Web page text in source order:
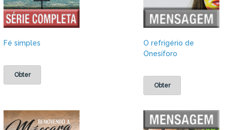
Fé simples
Obter
O refrigério de
Onesíforo
Obter